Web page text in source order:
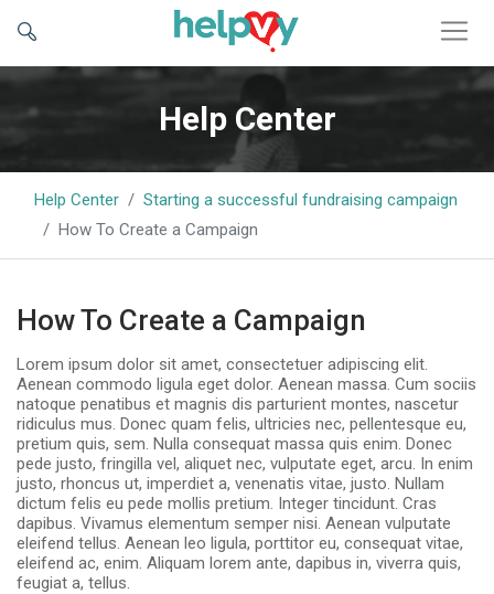
Help Center
Help Center
Starting a successful fundraising campaign
How To Create a Campaign
How To Create a Campaign
Lorem ipsum dolor sit amet, consectetuer adipiscing elit.
Aenean commodo ligula eget dolor. Aenean massa. Cum sociis
natoque penatibus et magnis dis parturient montes, nascetur
ridiculus mus. Donec quam felis, ultricies nec, pellentesque eu,
pretium quis, sem. Nulla consequat massa quis enim. Donec
pede justo, fringilla vel, aliquet nec, vulputate eget, arcu. In enim
justo, rhoncus ut, imperdiet a, venenatis vitae, justo. Nullam
dictum felis eu pede mollis pretium. Integer tincidunt. Cras
dapibus. Vivamus elementum semper nisi. Aenean vulputate
eleifend tellus. Aenean leo ligula, porttitor eu, consequat vitae,
eleifend ac, enim. Aliquam lorem ante, dapibus in, viverra quis,
feugiat a, tellus.